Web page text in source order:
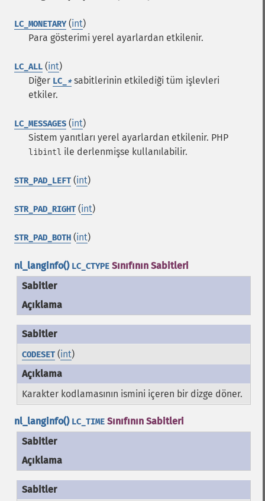
LC_MONETARY(int)
Para gösterimi yerel ayarlardan etkilenir.
LC_ALL (int)
Diğer LC_ *sabitlerinin etkilediği tüm işlevleri
etkiler.
LC_MESSAGES (int)
Sistem yanıtları yerel ayarlardan etkilenir. PHP
libintl ile derlenmişse kullanılabilir.
STR_PAD_LEFT (int)
STR_PAD_RIGHT (int)
STR_PAD_BOTH (int)
nl_langinfo() LC_CTYPE Sınıfının Sabitleri
Sabitler
Açıklama
CODESET(int)
Karakter kodlamasının ismini içeren bir dizge döner.
nl_langinfo() LC_TIME Sınıfının Sabitleri
Sabitler
Açıklama